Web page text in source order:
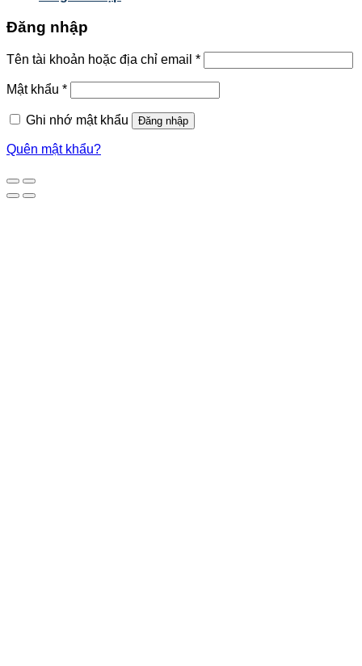
Đăng nhập
Tên tài khoản hoặc địa chỉ email *
Mật khẩu *
Ghi nhớ mật khẩu Đăng nhập
Quên mật khẩu?